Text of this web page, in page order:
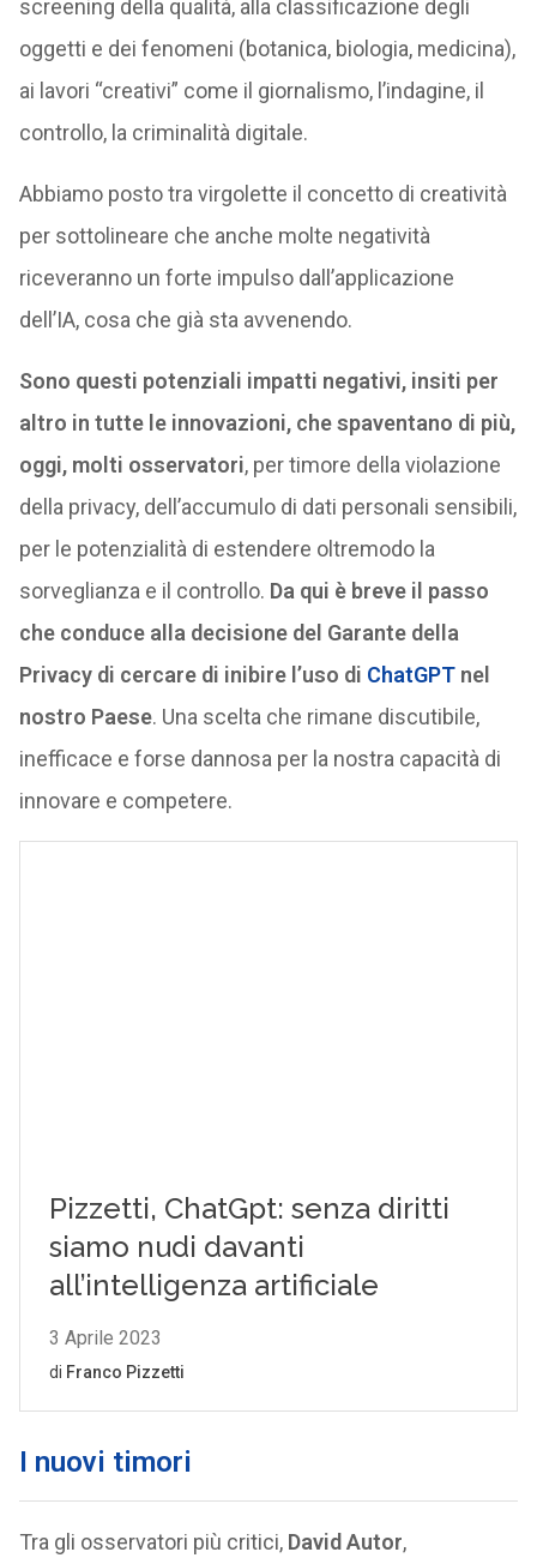
screening della qualità, alla classificazione degli
oggetti e dei fenomeni (botanica, biologia, medicina),
ai lavori “creativi” come il giornalismo, l’indagine, il
controllo, la criminalità digitale.
Abbiamo posto tra virgolette il concetto di creatività
per sottolineare che anche molte negatività
riceveranno un forte impulso dall’applicazione
dell’IA, cosa che già sta avvenendo.
Sono questi potenziali impatti negativi, insiti per
altro in tutte le innovazioni, che spaventano di più,
oggi, molti osservatori, per timore della violazione
della privacy, dell’accumulo di dati personali sensibili,
per le potenzialità di estendere oltremodo la
sorveglianza e il controllo. Da qui è breve il passo
che conduce alla decisione del Garante della
Privacy di cercare di inibire l’uso di ChatGPTnel
nostro Paese. Una scelta che rimane discutibile,
inefficace e forse dannosa per la nostra capacità di
innovare e competere.
I nuovi timori
Tra gli osservatori più critici, David Autor,